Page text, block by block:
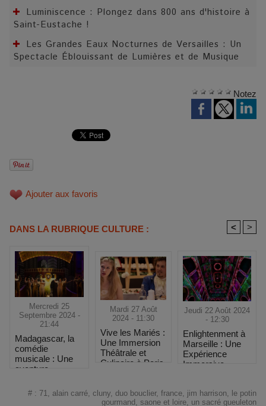
Luminiscence : Plongez dans 800 ans d'histoire à
Saint-Eustache !
Les Grandes Eaux Nocturnes de Versailles : Un
Spectacle Éblouissant de Lumières et de Musique
Notez
Ajouter aux favoris
DANS LA RUBRIQUE CULTURE : < >
Mercredi 25
Septembre 2024 -
21:44
Madagascar, la
comédie
musicale : Une
aventure
envoûtante à
Paris
Mardi 27 Août
2024 - 11:30
Vive les Mariés :
Une Immersion
Théâtrale et
Culinaire à Paris
Jeudi 22 Août 2024
- 12:30
Enlightenment à
Marseille : Une
Expérience
Immersive
4 Saisons
# : 71 alain carré cluny duo bouclier, france jim harrison
le potin
gourmand
saone et loire un sacré gueuleton